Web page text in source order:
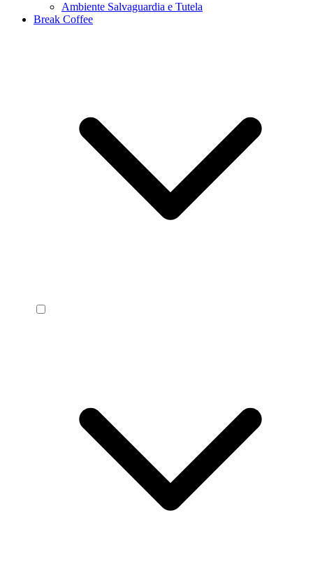
Ambiente Salvaguardia e Tutela
Break Coffee